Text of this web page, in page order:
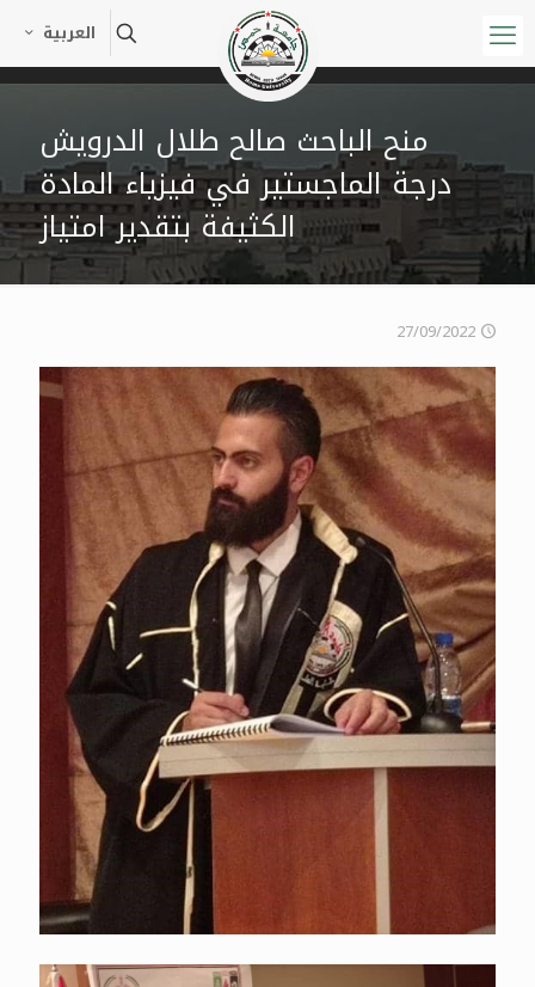
العربية
منح الباحث صالح طلال الدرويش
درجة الماجستير في فيزياء المادة
الكثيفة بتقدير امتياز
27/09/2022